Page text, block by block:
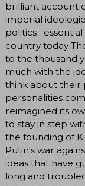
brilliant account
imperial
politics--
country today
to the thousand
much with the
think about their
personalities
reimagined its
to stay in step
the founding of
Putin's war
ideas that have
long and